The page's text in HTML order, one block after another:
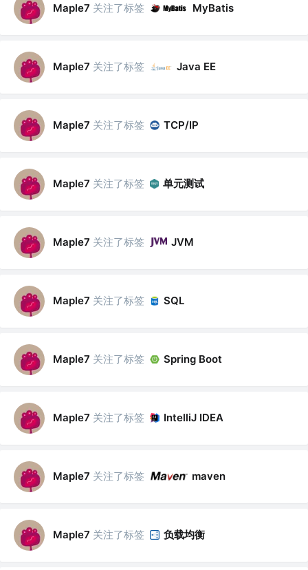
Maple7 关注了标签 MyBatis
Maple7 关注了标签 Java EE
Maple7 关注了标签 TCP/IP
Maple7 关注了标签 单元测试
Maple7 关注了标签 JVM
Maple7 关注了标签 SQL
Maple7 关注了标签 Spring Boot
Maple7 关注了标签 IntelliJ IDEA
Maple7 关注了标签 maven
Maple7 关注了标签 负载均衡